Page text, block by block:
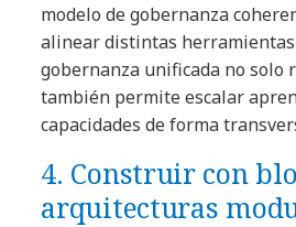
modelo de gobernanza
alinear distintas
gobernanza unificada no solo
también permite escalar
capacidades de forma
4. Construir con
arquitecturas